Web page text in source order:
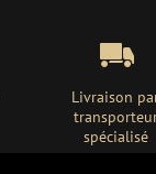
Livraison
spécialisé